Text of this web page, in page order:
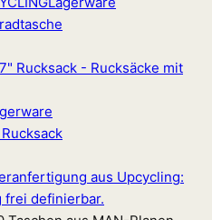
aus Upcycling:
frei definierbar.